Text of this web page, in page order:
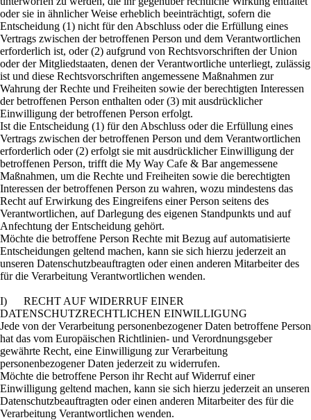
oder sie in ähnlicher Weise erheblich beeinträchtigt, sofern die
Entscheidung (1) nicht für den Abschluss oder die Erfüllung eines
Vertrags zwischen der betroffenen Person und dem Verantwortlichen
erforderlich ist, oder (2) aufgrund von Rechtsvorschriften der Union
oder der Mitgliedstaaten, denen der Verantwortliche unterliegt, zulässig
ist und diese Rechtsvorschriften angemessene Maßnahmen zur
Wahrung der Rechte und Freiheiten sowie der berechtigten Interessen
der betroffenen Person enthalten oder (3) mit ausdrücklicher
Einwilligung der betroffenen Person erfolgt.
Ist die Entscheidung (1) für den Abschluss oder die Erfüllung eines
Vertrags zwischen der betroffenen Person und dem Verantwortlichen
erforderlich oder (2) erfolgt sie mit ausdrücklicher Einwilligung der
betroffenen Person, trifft die My Way Cafe & Bar angemessene
Maßnahmen, um die Rechte und Freiheiten sowie die berechtigten
Interessen der betroffenen Person zu wahren, wozu mindestens das
Recht auf Erwirkung des Eingreifens einer Person seitens des
Verantwortlichen, auf Darlegung des eigenen Standpunkts und auf
Anfechtung der Entscheidung gehört.
Möchte die betroffene Person Rechte mit Bezug auf automatisierte
Entscheidungen geltend machen, kann sie sich hierzu jederzeit an
unseren Datenschutzbeauftragten oder einen anderen Mitarbeiter des
für die Verarbeitung Verantwortlichen wenden.
I) RECHT AUF WIDERRUF EINER
DATENSCHUTZRECHTLICHEN EINWILLIGUNG
Jede von der Verarbeitung personenbezogener Daten betroffene Person
hat das vom Europäischen Richtlinien- und Verordnungsgeber
gewährte Recht, eine Einwilligung zur Verarbeitung
personenbezogener Daten jederzeit zu widerrufen.
Möchte die betroffene Person ihr Recht auf Widerruf einer
Einwilligung geltend machen, kann sie sich hierzu jederzeit an unseren
Datenschutzbeauftragten oder einen anderen Mitarbeiter des für die
Verarbeitung Verantwortlichen wenden.